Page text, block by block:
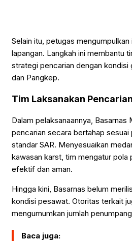
Selain itu, petugas
lapangan. Langkah ini membantu
strategi pencarian dengan
dan Pangkep.
Tim Laksanakan
Dalam pelaksanaannya, Basarnas
pencarian secara bertahap
standar SAR. Menyesuaikan
kawasan karst, tim mengatur pola
efektif dan aman.
Hingga kini, Basarnas belum
kondisi pesawat. Otoritas terkait
mengumumkan jumlah
Baca juga: